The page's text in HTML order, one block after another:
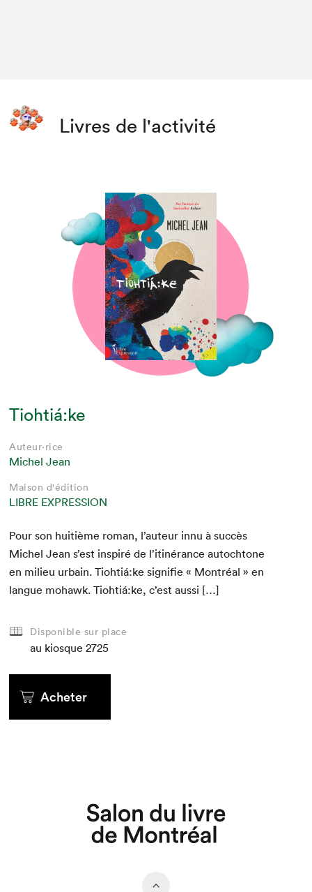
Livres de l'activité
Tiohtiá:ke
Auteur·rice
Michel Jean
Maison d'édition
LIBRE EXPRESSION
Pour son huitième roman, l’auteur innu à suc­cès
Michel Jean s’est inspiré de l’itinérance autochtone
en milieu urbain. Tiohtiá:ke sig­ni­fie « Mon­tréal » en
langue mohawk. Tiohtiá:ke, c’est aussi […]
Disponible sur place
au kiosque 2725
Acheter